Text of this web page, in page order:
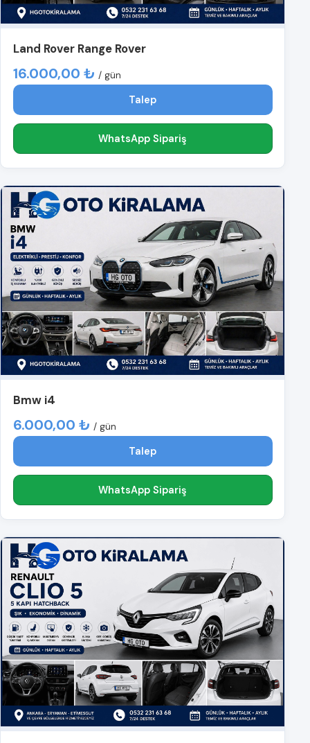
Land Rover Range Rover
16.000,00 ₺ / gün
Talep
WhatsApp Sipariş
Bmw i4
6.000,00 ₺ / gün
Talep
WhatsApp Sipariş